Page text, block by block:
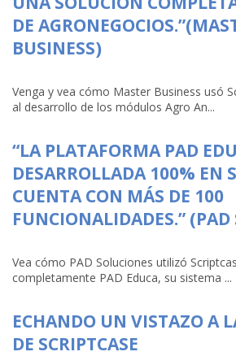
DE
BUSINESS)
Venga y vea cómo Master Business usó
al desarrollo de los módulos Agro An...
“LA PLATAFORMA PAD
DESARROLLADA 100% EN
CUENTA CON MÁS DE 100
FUNCIONALIDADES.”
Vea cómo PAD Soluciones utilizó
completamente PAD Educa, su sistema ...
ECHANDO UN VISTAZO A
DE SCRIPTCASE